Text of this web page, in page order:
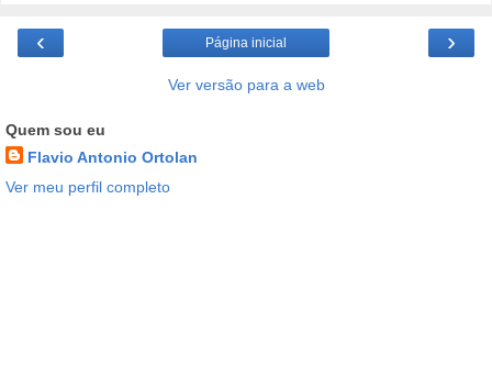
‹ ›
Página inicial
Ver versão para a web
Quem sou eu
Flavio Antonio Ortolan
Ver meu perfil completo